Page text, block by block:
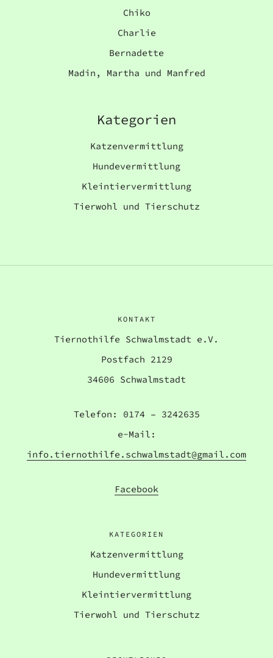
Chiko
Charlie
Bernadette
Madin, Martha und Manfred
Kategorien
Katzenvermittlung
Hundevermittlung
Kleintiervermittlung
Tierwohl und Tierschutz
KONTAKT
Tiernothilfe Schwalmstadt e.V.
Postfach 2129
34606 Schwalmstadt
Telefon: 0174 – 3242635
e-Mail:
info.tiernothilfe.schwalmstadt@gmail.com
Facebook
KATEGORIEN
Katzenvermittlung
Hundevermittlung
Kleintiervermittlung
Tierwohl und Tierschutz